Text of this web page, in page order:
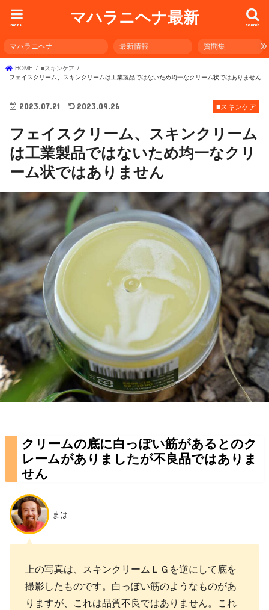
マハラニヘナ最新 search
menu
マハラニヘナ 最新情報 質問集
HOME
■スキンケア
フェイスクリーム、スキンクリームは工業製品ではないため均一なクリーム状ではありません
■スキンケア
2023.07.21 2023.09.26
フェイスクリーム、スキンクリーム
は工業製品ではないため均一なクリ
ーム状ではありません
クリームの底に白っぽい筋があるとのク
レームがありましたが不良品ではありま
せん
まは
上の写真は、スキンクリームＬＧを逆にして底を
撮影したものです。白っぽい筋のようなものがあ
りますが、これは品質不良ではありません。これ